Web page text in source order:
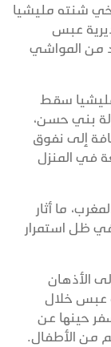
شنته مليشيا
عبس
من المواشي
سقط
بني حسن،
إلى نفوق
في المنزل
ما أثار
ظل استمرار
الأذهان
عبس خلال
حينها عن